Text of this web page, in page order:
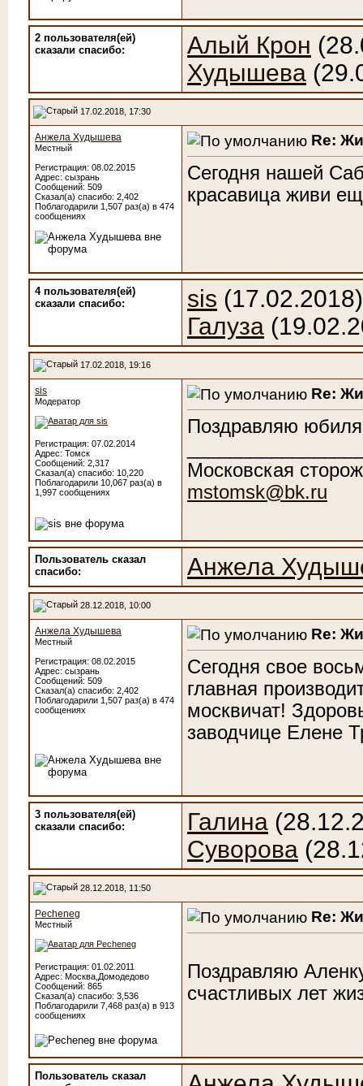
2 пользователя(ей)
сказали cпасибо:
Алый Крон
Худышева
17.02.2018, 17:30
Анжела Худышева
Местный
Регистрация: 08.02.2015
Адрес: сызрань
Сообщений: 509
Сказал(а) спасибо: 2,402
Поблагодарили 1,507 раз(а) в 474
сообщениях
Re:
Сегодня нашей
красавица живи
4 пользователя(ей)
сказали cпасибо:
sis
Галуза
17.02.2018, 19:16
sis
Модератор
Регистрация: 07.02.2014
Адрес: Томск
Сообщений: 2,317
Сказал(а) спасибо: 10,220
Поблагодарили 10,067 раз(а) в
1,997 сообщениях
Re:
Поздравляю
Московская
mstomsk@bk.ru
Пользователь сказал
cпасибо:
Анжела
28.12.2018, 10:00
Анжела Худышева
Местный
Регистрация: 08.02.2015
Адрес: сызрань
Сообщений: 509
Сказал(а) спасибо: 2,402
Поблагодарили 1,507 раз(а) в 474
сообщениях
Re:
Сегодня свое
главная
москвичат!
заводчице Елене
3 пользователя(ей)
сказали cпасибо:
Галина
Суворова
28.12.2018, 11:50
Pecheneg
Местный
Регистрация: 01.02.2011
Адрес: Москва,Домодедово
Сообщений: 865
Сказал(а) спасибо: 3,536
Поблагодарили 7,468 раз(а) в 913
сообщениях
Re:
Поздравляю
счастливых лет
Пользователь сказал